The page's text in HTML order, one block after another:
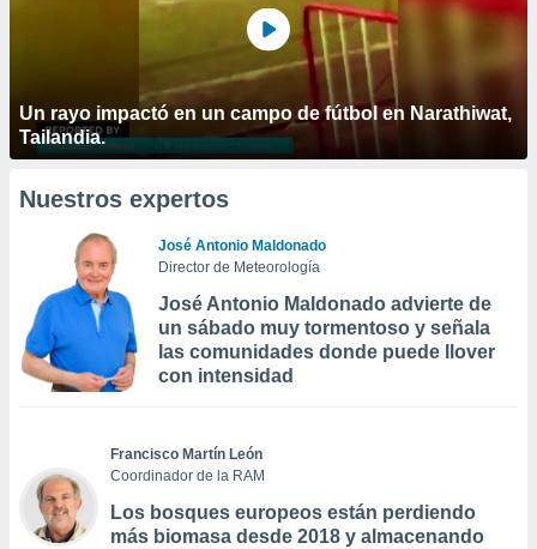
Un rayo impactó en un campo de fútbol en Narathiwat,
Tailandia.
Nuestros expertos
José Antonio Maldonado
Director de Meteorología
José Antonio Maldonado advierte de
un sábado muy tormentoso y señala
las comunidades donde puede llover
con intensidad
Francisco Martín León
Coordinador de la RAM
Los bosques europeos están perdiendo
más biomasa desde 2018 y almacenando